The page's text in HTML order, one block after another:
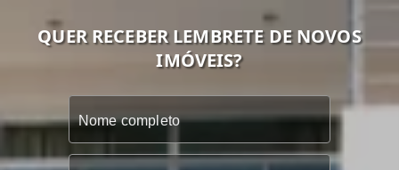
QUER RECEBER LEMBRETE DE NOVOS
IMÓVEIS?